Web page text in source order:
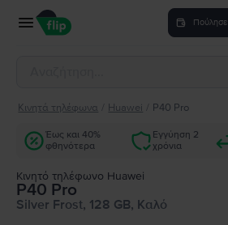
Πούλησε
Κινητά τηλέφωνα Huawei P40 Pro
Έως και 40%
φθηνότερα
Εγγύηση 2
χρόνια
Κινητό τηλέφωνο Huawei
P40 Pro
Silver Frost, 128 GB, Καλό